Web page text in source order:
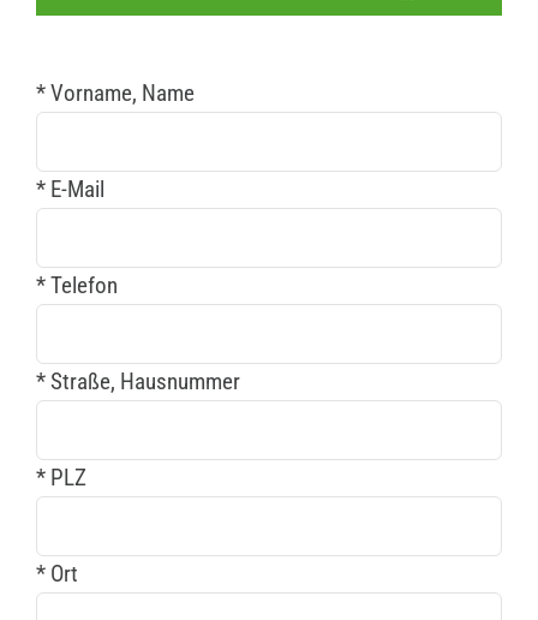
* Vorname, Name
* E-Mail
* Telefon
* Straße, Hausnummer
* PLZ
* Ort